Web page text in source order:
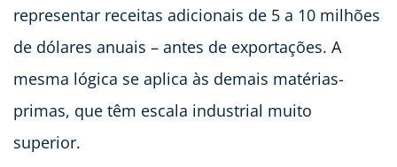
representar receitas adicionais de 5 a 10 milhões
de dólares anuais – antes de exportações. A
mesma lógica se aplica às demais matérias-
primas, que têm escala industrial muito
superior.